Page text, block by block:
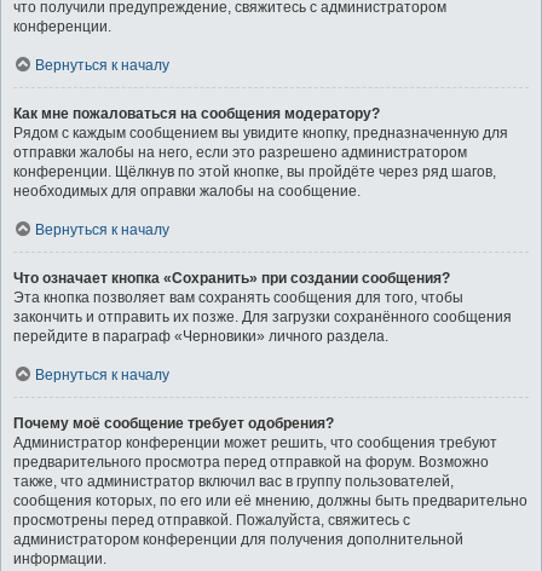
что получили предупреждение, свяжитесь с администратором
конференции.
Вернуться к началу
Как мне пожаловаться на сообщения модератору?
Рядом с каждым сообщением вы увидите кнопку, предназначенную для
отправки жалобы на него, если это разрешено администратором
конференции. Щёлкнув по этой кнопке, вы пройдёте через ряд шагов,
необходимых для оправки жалобы на сообщение.
Вернуться к началу
Что означает кнопка «Сохранить» при создании сообщения?
Эта кнопка позволяет вам сохранять сообщения для того, чтобы
закончить и отправить их позже. Для загрузки сохранённого сообщения
перейдите в параграф «Черновики» личного раздела.
Вернуться к началу
Почему моё сообщение требует одобрения?
Администратор конференции может решить, что сообщения требуют
предварительного просмотра перед отправкой на форум. Возможно
также, что администратор включил вас в группу пользователей,
сообщения которых, по его или её мнению, должны быть предварительно
просмотрены перед отправкой. Пожалуйста, свяжитесь с
администратором конференции для получения дополнительной
информации.